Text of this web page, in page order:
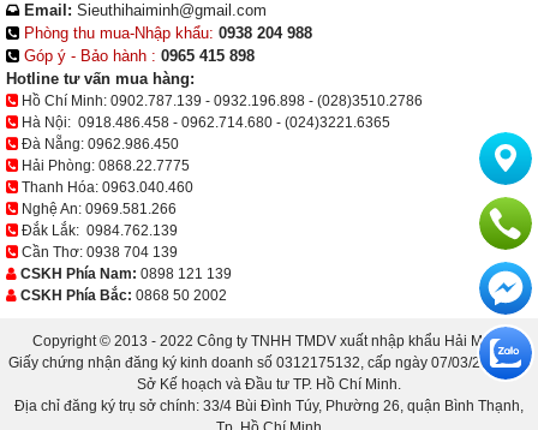
Email: Sieuthihaiminh@gmail.com
Phòng thu mua-Nhập khẩu: 0938 204 988
Góp ý - Bảo hành : 0965 415 898
Hotline tư vấn mua hàng:
Hồ Chí Minh: 0902.787.139 - 0932.196.898 - (028)3510.2786
Hà Nội: 0918.486.458 - 0962.714.680 - (024)3221.6365
Đà Nẵng: 0962.986.450
Hải Phòng: 0868.22.7775
Thanh Hóa: 0963.040.460
Nghệ An: 0969.581.266
Đắk Lắk: 0984.762.139
Cần Thơ: 0938 704 139
CSKH Phía Nam: 0898 121 139
CSKH Phía Bắc: 0868 50 2002
Copyright © 2013 - 2022 Công ty TNHH TMDV xuất nhập khẩu Hải Minh.
Giấy chứng nhận đăng ký kinh doanh số 0312175132, cấp ngày 07/03/2013 bởi
Sở Kế hoạch và Đầu tư TP. Hồ Chí Minh.
Địa chỉ đăng ký trụ sở chính: 33/4 Bùi Đình Túy, Phường 26, quận Bình Thạnh,